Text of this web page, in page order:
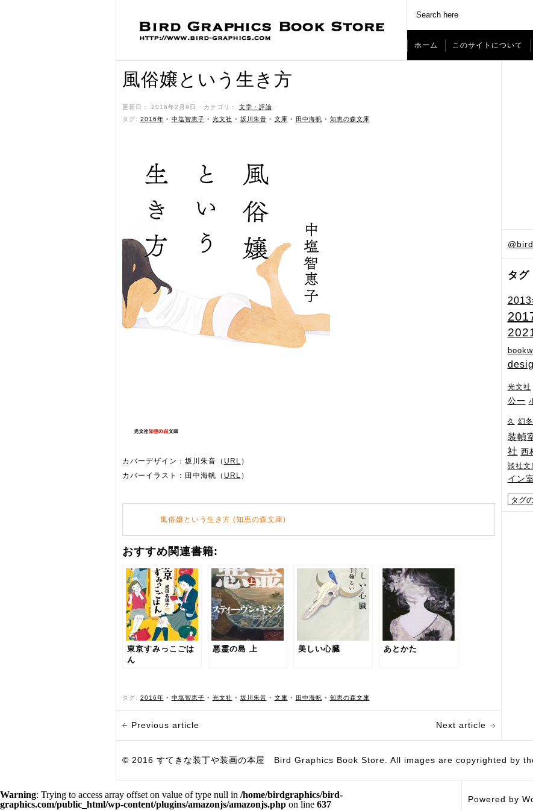
ホーム このサイトについて
タグ
2013
光文社
公一
久 幻
装幀
社 西
談社文
イン室
風俗嬢という生き方
更新日： 2016年2月9日 ˑ カテゴリ： 文学・評論 ˑ
タグ: 2016年 • 中塩智恵子 • 光文社 • 坂川朱音 • 文庫 • 田中海帆 • 知恵の森文庫
カバーデザイン：坂川朱音（ URL ）
カバーイラスト：田中海帆（ URL ）
風俗嬢という生き方 (知恵の森文庫)
おすすめ関連書籍:
東京すみっこごは
ん
悪霊の島 上 美しい心臓 あとかた
タグ: 2016年 • 中塩智恵子 • 光文社 • 坂川朱音 • 文庫 • 田中海帆 • 知恵の森文庫
Previous article Next article
© 2016 すてきな装丁や装画の本屋 Bird Graphics Book Store. All images are copyrighted by
Powered by
Warning: Trying to access array offset on value of type null in /home/birdgraphics/bird-
graphics.com/public_html/wp-content/plugins/amazonjs/amazonjs.php on line 637